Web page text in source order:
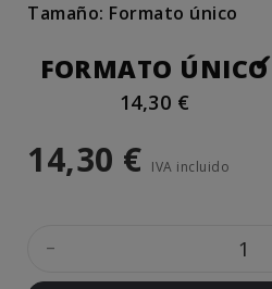
Tamaño: Formato único
FORMATO ÚNICO
14,30 €
14,30 € IVA incluido
-